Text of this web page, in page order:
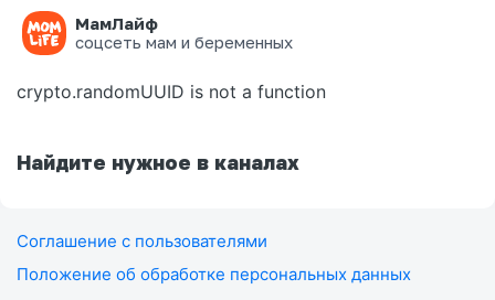
МамЛайф
соцсеть мам и беременных
Ошибка на странице
crypto.randomUUID is not a function
Найдите нужное в каналах
Соглашение с пользователями
Положение об обработке персональных данных